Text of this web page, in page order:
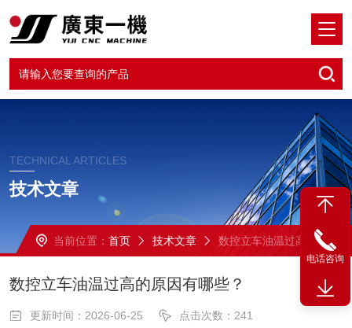
TECHNICAL ARTICLES
技术文章
当前位置： 首页 技术文章 数控立车油温过高的原因有哪些？
数控立车油温过高的原因有哪些？
更新时间：2026-06-25 点击次数：241
电话咨询